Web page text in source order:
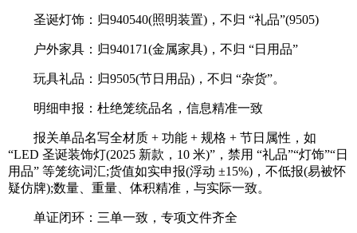
圣诞灯饰：归940540(照明装置)，不归 “礼品”(9505)
户外家具：归940171(金属家具)，不归 “日用品”
玩具礼品：归9505(节日用品)，不归 “杂货”。
明细申报：杜绝笼统品名，信息精准一致
报关单品名写全材质 + 功能 + 规格 + 节日属性，如
“LED 圣诞装饰灯(2025 新款，10 米)”，禁用 “礼品”“灯饰”“日
用品” 等笼统词汇;货值如实申报(浮动 ±15%)，不低报(易被怀
疑仿牌);数量、重量、体积精准，与实际一致。
单证闭环：三单一致，专项文件齐全